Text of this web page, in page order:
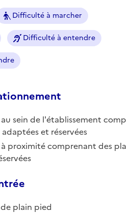
Difficulté à marcher
Difficulté à entendre
sein de l'établissement comp
et réservées
proximité comprenant des pla
plain pied